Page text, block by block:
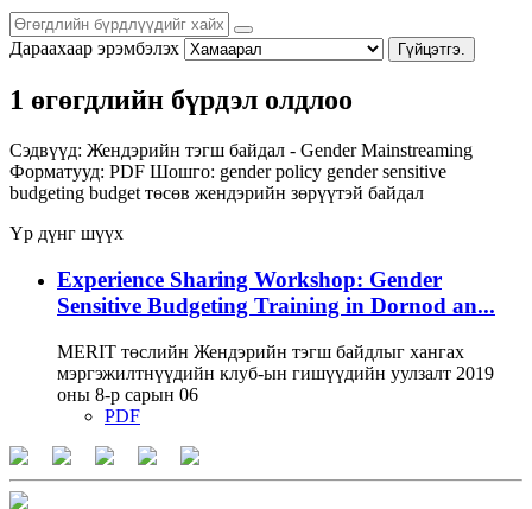
Дараахаар эрэмбэлэх Гүйцэтгэ.
1 өгөгдлийн бүрдэл олдлоо
Сэдвүүд: Жендэрийн тэгш байдал - Gender Mainstreaming
Форматууд: PDF Шошго: gender policy gender sensitive
budgeting budget төсөв жендэрийн зөрүүтэй байдал
Үр дүнг шүүх
Experience Sharing Workshop: Gender
Sensitive Budgeting Training in Dornod an...
MERIT төслийн Жендэрийн тэгш байдлыг хангах
мэргэжилтнүүдийн клуб-ын гишүүдийн уулзалт 2019
оны 8-р сарын 06
PDF